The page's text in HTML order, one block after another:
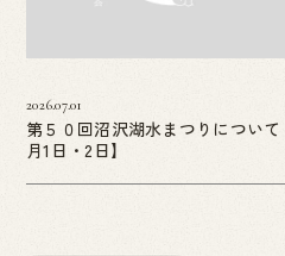
2026.07.01
第５０回沼沢湖水まつりについて
月1日・2日】